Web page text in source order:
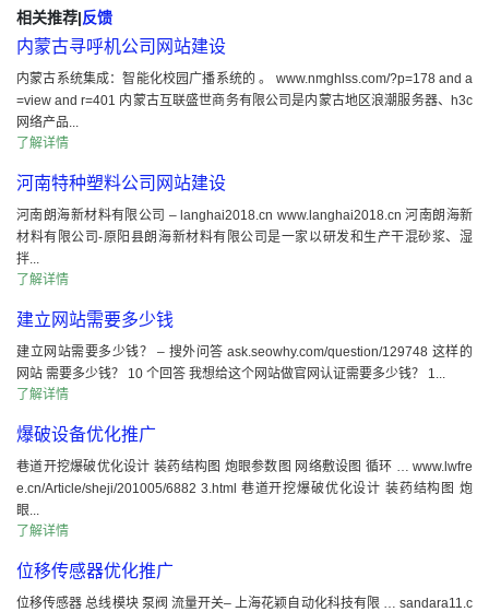
相关推荐|反馈
内蒙古寻呼机公司网站建设
内蒙古系统集成：智能化校园广播系统的 。 www.nmghlss.com/?p=178 and a
=view and r=401 内蒙古互联盛世商务有限公司是内蒙古地区浪潮服务器、h3c
网络产品...
了解详情
河南特种塑料公司网站建设
河南朗海新材料有限公司 – langhai2018.cn www.langhai2018.cn 河南朗海新
材料有限公司-原阳县朗海新材料有限公司是一家以研发和生产干混砂浆、湿
拌...
了解详情
建立网站需要多少钱
建立网站需要多少钱？ – 搜外问答 ask.seowhy.com/question/129748 这样的
网站 需要多少钱？ 10 个回答 我想给这个网站做官网认证需要多少钱？ 1...
了解详情
爆破设备优化推广
巷道开挖爆破优化设计 装药结构图 炮眼参数图 网络敷设图 循环 … www.lwfre
e.cn/Article/sheji/201005/6882 3.html 巷道开挖爆破优化设计 装药结构图 炮
眼...
了解详情
位移传感器优化推广
位移传感器 总线模块 泵阀 流量开关– 上海花颖自动化科技有限 … sandara11.c